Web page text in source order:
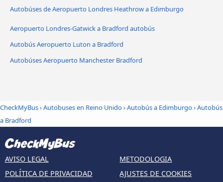
Autobúses de Aeropuerto Londres Heathrow a Edimburgo
Aeropuerto Londres-Gatwick a Bradford autobús
Autobús Aeropuerto Luton a Bradford
Autobúses Aeropuerto Manchester Bradford
CheckMyBus›Autobuses en Reino Unido›Autobús a Edimburgo›Autobús
a Bradford
AVISO LEGAL
POLÍTICA DE PRIVACIDAD
METODOLOGIA
AJUSTES DE COOKIES